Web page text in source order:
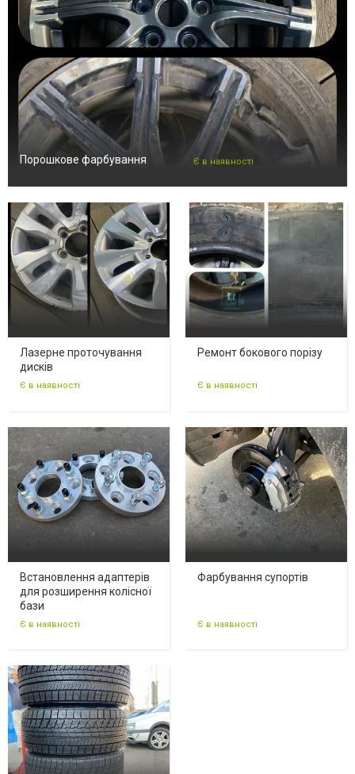
Порошкове фарбування Є в наявності
Лазерне проточування
дисків
Є в наявності
Ремонт бокового порізу
Є в наявності
Встановлення адаптерів
для розширення колісної
бази
Є в наявності
Фарбування супортів
Є в наявності